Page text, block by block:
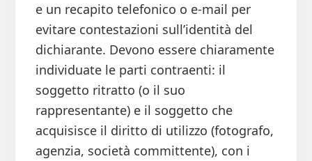
e un recapito telefonico o e‑mail per
evitare contestazioni sull’identità del
dichiarante. Devono essere chiaramente
individuate le parti contraenti: il
soggetto ritratto (o il suo
rappresentante) e il soggetto che
acquisisce il diritto di utilizzo (fotografo,
agenzia, società committente), con i